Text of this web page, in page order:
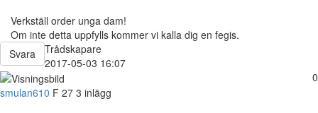
Verkställ order unga dam!
Om inte detta uppfylls kommer vi kalla dig en fegis.
Svara
Trådskapare
2017-05-03 16:07
0
smulan610 F 27 3 inlägg